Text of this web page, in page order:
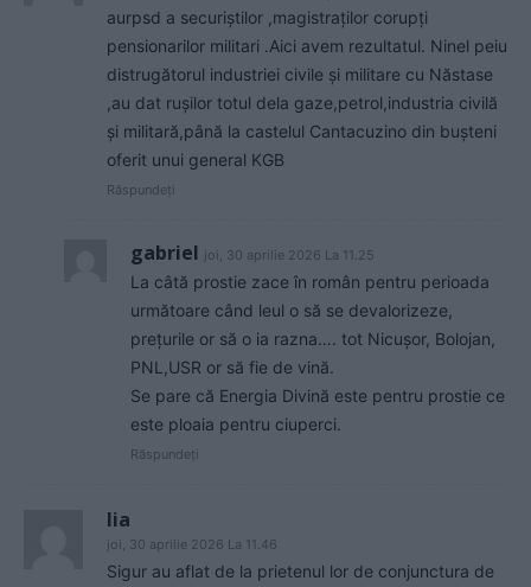
aurpsd a securiștilor ,magistraților corupți
pensionarilor militari .Aici avem rezultatul. Ninel peiu
distrugătorul industriei civile și militare cu Năstase
,au dat rușilor totul dela gaze,petrol,industria civilă
și militară,până la castelul Cantacuzino din bușteni
oferit unui general KGB
Răspundeți
gabriel joi, 30 aprilie 2026 La 11.25
La câtă prostie zace în român pentru perioada
următoare când leul o să se devalorizeze,
prețurile or să o ia razna…. tot Nicușor, Bolojan,
PNL,USR or să fie de vină.
Se pare că Energia Divină este pentru prostie ce
este ploaia pentru ciuperci.
Răspundeți
lia
joi, 30 aprilie 2026 La 11.46
Sigur au aflat de la prietenul lor de conjunctura de